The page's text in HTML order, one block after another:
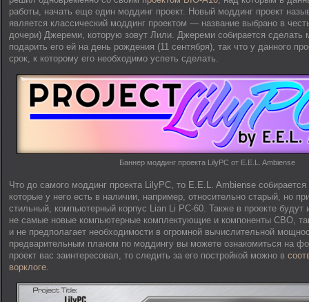
работы, начать еще один моддинг проект. Новый моддинг проект
является классический моддинг проектом — название выбрано в
дочери) Джереми, которую зовут Лили. Джереми собирается сделать
подарить его ей на день рождения (11 сентября), так что у данного
срок, к которому его необходимо успеть сделать.
Баннер моддинг проекта LilyPC от E.E.L. Ambiense
Что до самого моддинг проекта LilyPC, то E.E.L. Ambiense
которые у него есть в наличии, например, относительно старый, но
стильный, компьютерный корпус Lian Li PC-60. Также в проекте будут
не самые новые компьютерные комплектующие и компоненты СВО,
и не предполагает необходимости в огромной вычислительной
предварительным планом по моддингу вы можете ознакомиться на
проект вас заинтересовал, то следить за его постройкой можно в
ворклоге.